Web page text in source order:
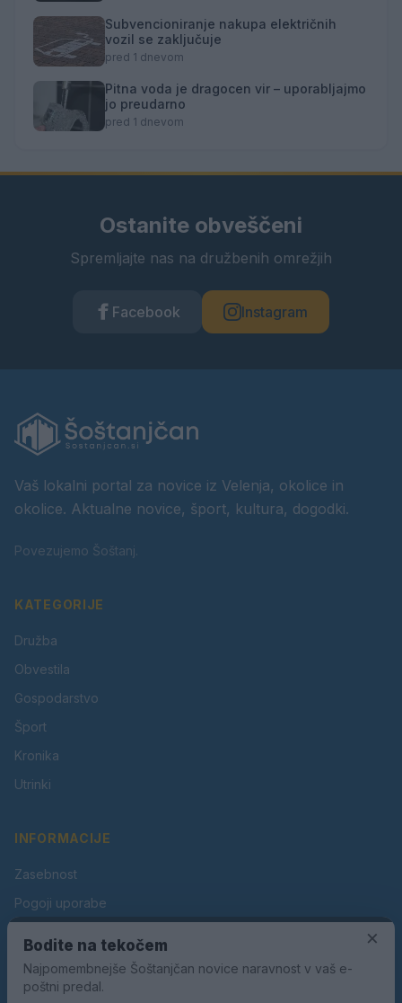
Subvencioniranje nakupa električnih
vozil se zaključuje
pred 1 dnevom
Pitna voda je dragocen vir – uporabljajmo
jo preudarno
pred 1 dnevom
Ostanite obveščeni
Spremljajte nas na družbenih omrežjih
Facebook Instagram
Vaš lokalni portal za novice iz Velenja, okolice in
okolice. Aktualne novice, šport, kultura, dogodki.
Povezujemo Šoštanj.
KATEGORIJE
Družba
Obvestila
Gospodarstvo
Šport
Kronika
Utrinki
INFORMACIJE
Zasebnost
Pogoji uporabe
Oglaševanje
Kontakt
×
Bodite na tekočem
Najpomembnejše Šoštanjčan novice naravnost v vaš e-
poštni predal.